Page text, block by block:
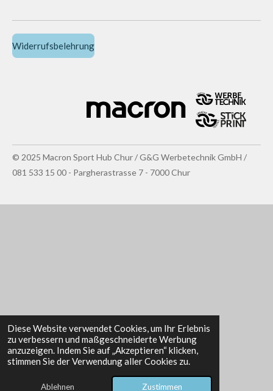
Diese Website verwendet Cookies, um Ihr Erlebnis
zu verbessern und maßgeschneiderte Werbung
anzuzeigen. Indem Sie auf „Akzeptieren“ klicken,
stimmen Sie der Verwendung aller Cookies zu.
Ablehnen Zustimmen
Widerrufsbelehrung
© 2025 Macron Sport Hub Chur / G&G Werbetechnik GmbH /
081 533 15 00 - Pargherastrasse 7 - 7000 Chur